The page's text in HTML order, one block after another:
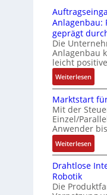
s
c
h
f
l
e
x
i
b
e
l
f
ü
r
i
n
e
n
4
G
u
n
d
5
G
a
u
f
e
Z
e
r
t
i
i
e
r
n
g
e
u
c
k
a
u
s
g
l
e
i
c
h
s
e
Anlagenbau:
geprägt
Die
Anlagenbau
leicht
Weiterlesen:
A
u
f
t
r
a
g
s
i
Marktstart
Mit der
Einzel/
Anwender
Weiterlesen:
M
a
k
Drahtlose
Robotik
Die